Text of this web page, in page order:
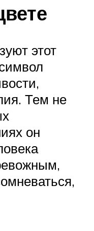
этот
Тем не
он